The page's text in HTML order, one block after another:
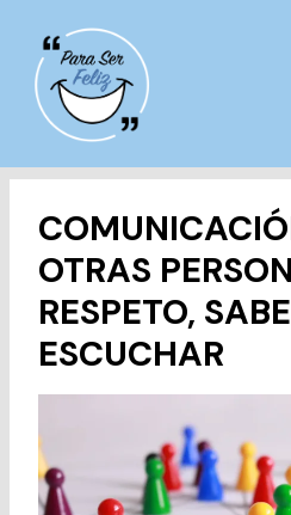
contenido
OTRAS
RESPETO,
ESCUCHAR